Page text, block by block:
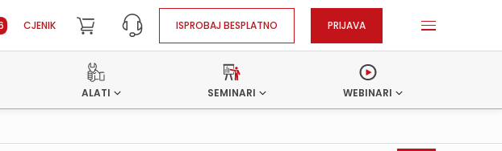
CJENIK ISPROBAJ BESPLATNO PRIJAVA
ALATI SEMINARI WEBINARI